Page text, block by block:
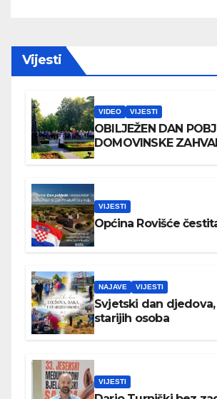
Vijesti
VIDEO VIJESTI
OBILJEŽEN DAN
DOMOVINSKE
VIJESTI
Općina Rovišće
NAJAVE VIJESTI
Svjetski dan djedova,
starijih osoba
VIJESTI